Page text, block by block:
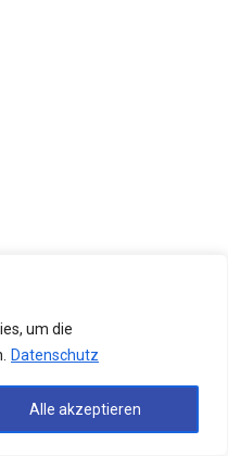
um die
Datenschutz
Alle akzeptieren